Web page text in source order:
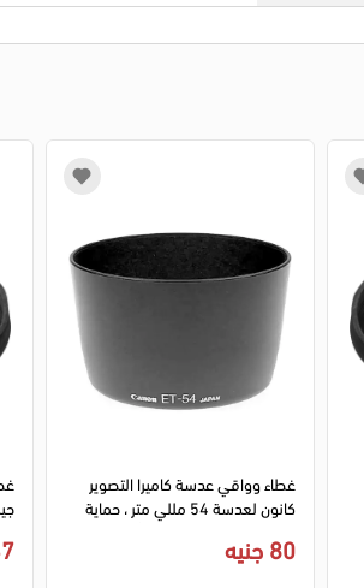
37
غطاء وواقي عدسة كاميرا التصوير
كانون لعدسة 54 مللي متر ، حماية
54
80 جنيه